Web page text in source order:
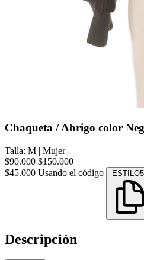
Chaqueta / Abrigo color
Talla: M | Mujer
$90.000 $150.000
$45.000 Usando el código
Descripción